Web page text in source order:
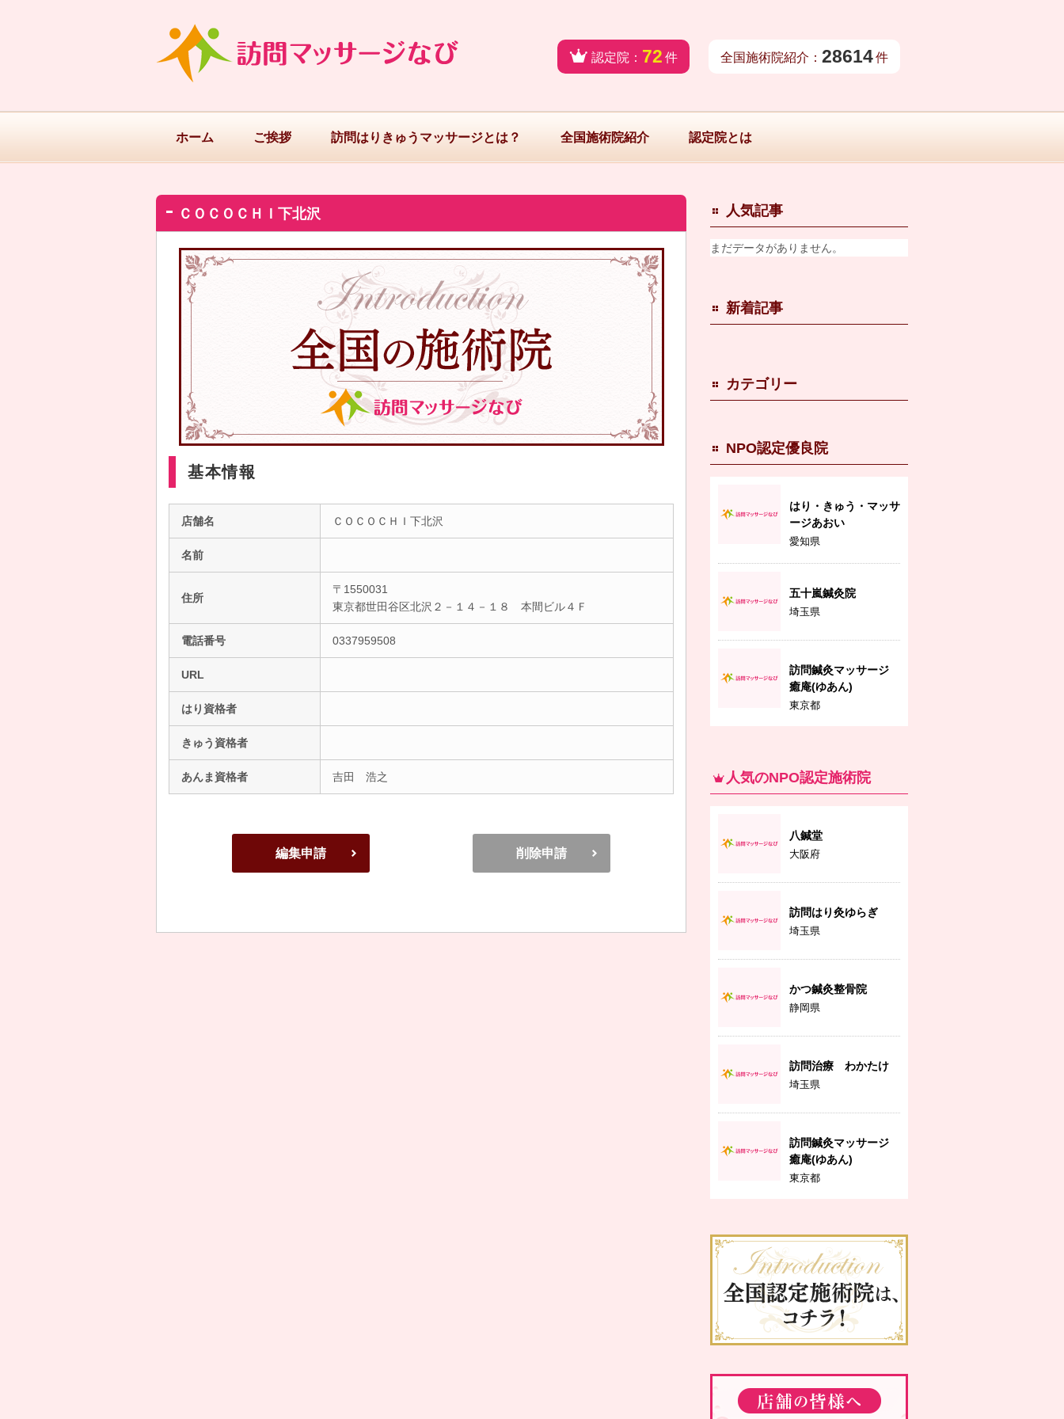
認定院： 72 件 全国施術院紹介： 28614件
ホーム ご挨拶 訪問はりきゅうマッサージとは？ 全国施術院紹介 認定院とは
ＣＯＣＯＣＨＩ下北沢
基本情報
店舗名 ＣＯＣＯＣＨＩ下北沢
名前
住所
〒1550031
東京都世田谷区北沢２－１４－１８ 本間ビル４Ｆ
電話番号 0337959508
URL
はり資格者
きゅう資格者
あんま資格者 吉田 浩之
編集申請 削除申請
人気記事
まだデータがありません。
新着記事
カテゴリー
NPO認定優良院
はり・きゅう・マッサ
ージあおい
愛知県
五十嵐鍼灸院
埼玉県
訪問鍼灸マッサージ
癒庵(ゆあん)
東京都
人気のNPO認定施術院
八鍼堂
大阪府
訪問はり灸ゆらぎ
埼玉県
かつ鍼灸整骨院
静岡県
訪問治療 わかたけ
埼玉県
訪問鍼灸マッサージ
癒庵(ゆあん)
東京都